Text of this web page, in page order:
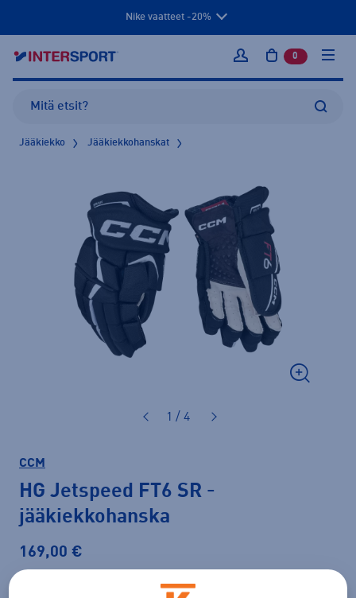
Nike vaatteet -20%
Kirjaudu sisään
0 tuotetta
Jääkiekko Jääkiekkohanskat
1 / 4
CCM
HG Jetspeed FT6 SR -
jääkiekkohanska
169,00 €